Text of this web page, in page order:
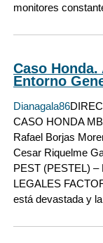
monitores
Caso Honda.
Entorno
Dianagala86
CASO HONDA
Rafael Borjas
Cesar Riquelme
PEST (PESTEL) –
LEGALES
está devastada y